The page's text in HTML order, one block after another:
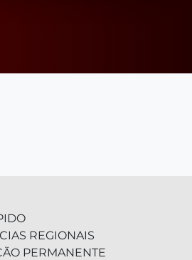
REGIONAIS
PERMANENTE